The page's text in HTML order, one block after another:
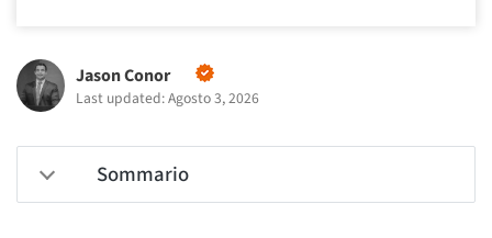
Jason Conor
Last updated: Agosto 3, 2026
Sommario